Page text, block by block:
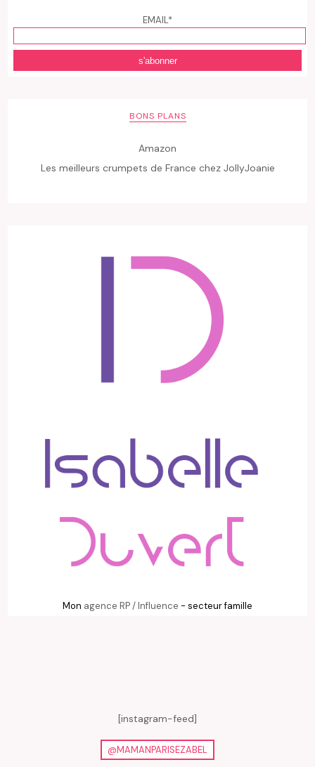
EMAIL*
BONS PLANS
Amazon
Les meilleurs crumpets de France chez JollyJoanie
Mon agence RP / Influence - secteur famille
[instagram-feed]
@MAMANPARISEZABEL